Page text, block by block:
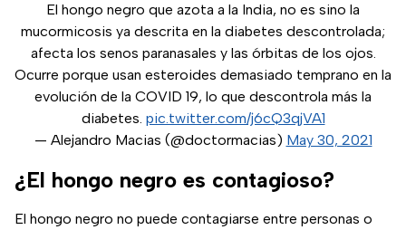
El hongo negro que azota a la India, no es sino la
mucormicosis ya descrita en la diabetes descontrolada;
afecta los senos paranasales y las órbitas de los ojos.
Ocurre porque usan esteroides demasiado temprano en la
evolución de la COVID 19, lo que descontrola más la
diabetes. pic.twitter.com/j6cQ3qjVA1
— Alejandro Macias (@doctormacias) May 30, 2021
¿El hongo negro es contagioso?
El hongo negro no puede contagiarse entre personas o